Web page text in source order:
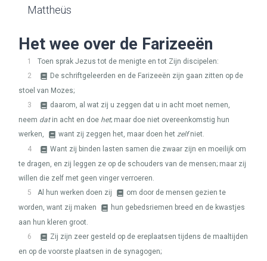
Mattheüs
Het wee over de Farizeeën
1
Toen sprak Jezus tot de menigte en tot Zijn discipelen:
2
De schriftgeleerden en de Farizeeën zijn gaan zitten op de
stoel van Mozes;
3
daarom, al wat zij u zeggen dat u in acht moet nemen,
neem datin acht en doe het; maar doe niet overeenkomstig hun
werken,
want zij zeggen het, maar doen het zelfniet.
4
Want zij binden lasten samen die zwaar zijn en moeilijk om
te dragen, en zij leggen ze op de schouders van de mensen; maar zij
willen die zelf met geen vinger verroeren.
5
Al hun werken doen zij
om door de mensen gezien te
worden, want zij maken
hun gebedsriemen breed en de kwastjes
aan hun kleren groot.
6
Zij zijn zeer gesteld op de ereplaatsen tijdens de maaltijden
en op de voorste plaatsen in de synagogen;